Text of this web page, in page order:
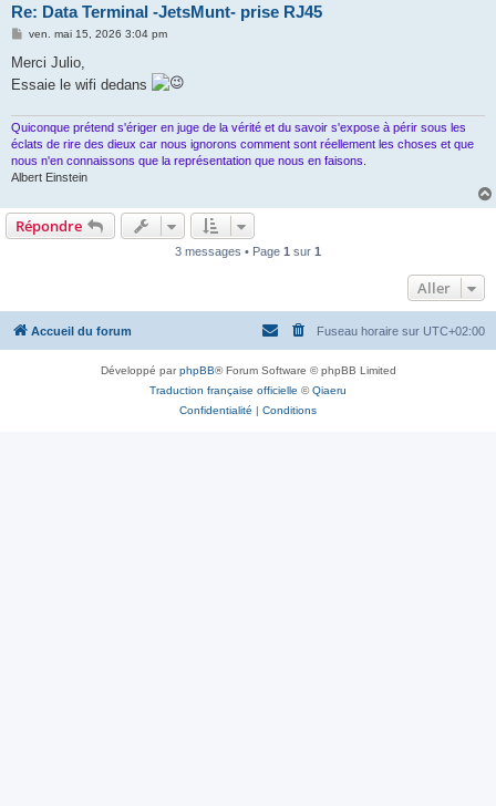
Re: Data Terminal -JetsMunt- prise RJ45
M
s
a
ven. mai 15, 2026 3:04 pm
Merci Julio,
Essaie le wifi dedans
Quiconque prétend s'ériger en juge de la vérité et du savoir s'expose à périr sous les
éclats de rire des dieux car nous ignorons comment sont réellement les choses et que
nous n'en connaissons que la représentation que nous en faisons.
Albert Einstein
Répondre
3 messages • Page 1 sur 1
Aller
Accueil du forum Fuseau horaire sur UTC+02:00
Développé parphpBB® Forum Software © phpBB Limited
Traduction française officielle ©Qiaeru
Confidentialité | Conditions